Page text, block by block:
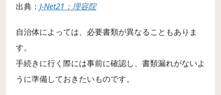
出典： J-Net21：理容院
自治体によっては、必要書類が異なることもありま
す。
手続きに行く際には事前に確認し、書類漏れがないよ
うに準備しておきたいものです。